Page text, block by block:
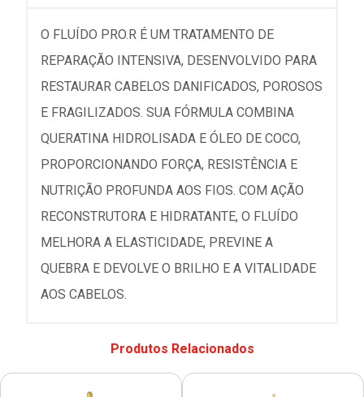
O FLUÍDO PRO.R É UM TRATAMENTO DE
REPARAÇÃO INTENSIVA, DESENVOLVIDO PARA
RESTAURAR CABELOS DANIFICADOS, POROSOS
E FRAGILIZADOS. SUA FÓRMULA COMBINA
QUERATINA HIDROLISADA E ÓLEO DE COCO,
PROPORCIONANDO FORÇA, RESISTÊNCIA E
NUTRIÇÃO PROFUNDA AOS FIOS. COM AÇÃO
RECONSTRUTORA E HIDRATANTE, O FLUÍDO
MELHORA A ELASTICIDADE, PREVINE A
QUEBRA E DEVOLVE O BRILHO E A VITALIDADE
AOS CABELOS.
Produtos Relacionados